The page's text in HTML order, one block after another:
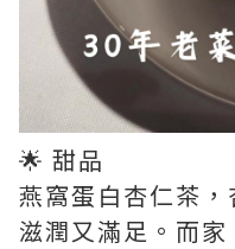
🌟 甜品
燕窩蛋白杏仁茶，
滋潤又滿足。而家